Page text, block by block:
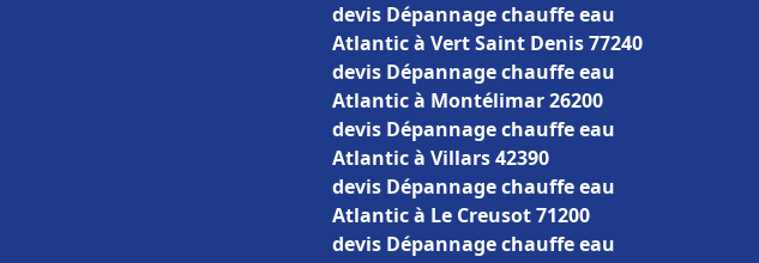
devis Dépannage chauffe eau
Atlantic à Vert Saint Denis 77240
devis Dépannage chauffe eau
Atlantic à Montélimar 26200
devis Dépannage chauffe eau
Atlantic à Villars 42390
devis Dépannage chauffe eau
Atlantic à Le Creusot 71200
devis Dépannage chauffe eau